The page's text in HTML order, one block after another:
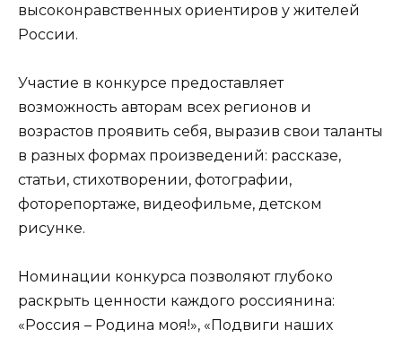
высоконравственных ориентиров у жителей
России.
Участие в конкурсе предоставляет
возможность авторам всех регионов и
возрастов проявить себя, выразив свои таланты
в разных формах произведений: рассказе,
статьи, стихотворении, фотографии,
фоторепортаже, видеофильме, детском
рисунке.
Номинации конкурса позволяют глубоко
раскрыть ценности каждого россиянина:
«Россия – Родина моя!», «Подвиги наших